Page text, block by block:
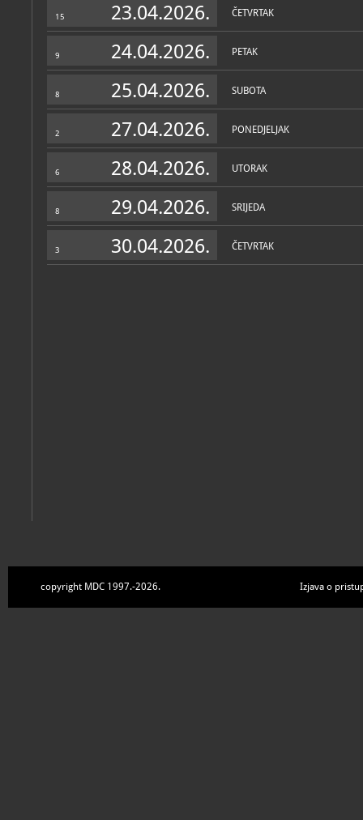
15 23.04.2026. ČETVRTAK
9 24.04.2026. PETAK
8 25.04.2026. SUBOTA
2 27.04.2026. PONEDJELJAK
6 28.04.2026. UTORAK
8 29.04.2026. SRIJEDA
3 30.04.2026. ČETVRTAK
copyright MDC 1997.-2026. Izjava o